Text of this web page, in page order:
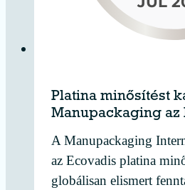
Platina minősítést
Manupackaging az
A Manupackaging
az Ecovadis platina
globálisan elismert